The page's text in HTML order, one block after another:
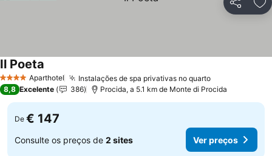
Partilhar
4 EstrelasAparthotel Instalações de spa privativas no quartoVer preços
Il Poeta
8,8 Excelente 386 Procida, a 5.1 km de Monte di Procida
De € 147
Consulte os preços de 2 sites Ver preços